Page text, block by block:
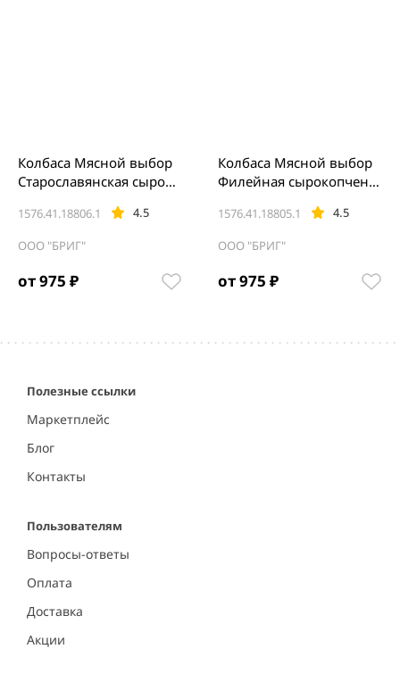
от 975 ₽
1576.41.18806.1 4.5
Колбаса Мясной выбор
Старославянская сыроко
ООО "БРИГ"
от 975 ₽
1576.41.18805.1 4.5
Колбаса Мясной выбор
Филейная сырокопчена
ООО "БРИГ"
5
Полезные ссылки
Маркетплейс
Блог
Контакты
Пользователям
Вопросы-ответы
Оплата
Доставка
Акции